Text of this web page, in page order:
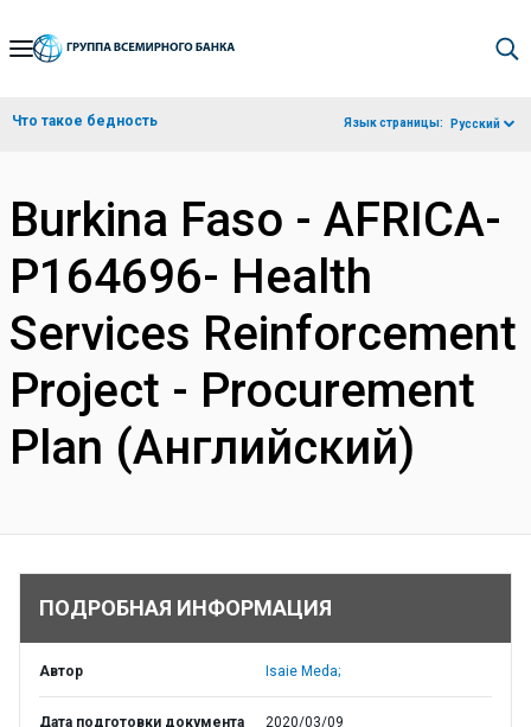
Skip
Navigation
Что такое бедность Язык страницы: Русский
Burkina Faso - AFRICA-
P164696- Health
Services Reinforcement
Project - Procurement
Plan (Английский)
ПОДРОБНАЯ ИНФОРМАЦИЯ
Автор Isaie Meda;
Дата подготовки документа 2020/03/09